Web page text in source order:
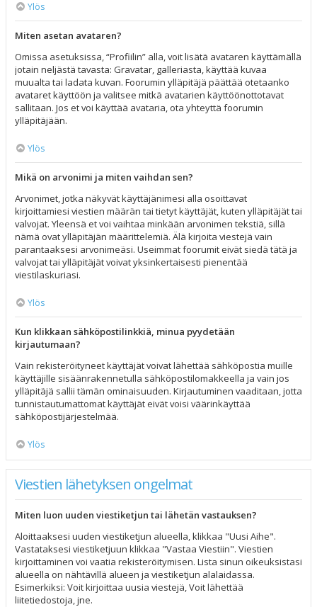
Ylös
Miten asetan avataren?
Omissa asetuksissa, “Profiilin” alla, voit lisätä avataren käyttämällä
jotain neljästä tavasta: Gravatar, galleriasta, käyttää kuvaa
muualta tai ladata kuvan. Foorumin ylläpitäjä päättää otetaanko
avataret käyttöön ja valitsee mitkä avatarien käyttöönottotavat
sallitaan. Jos et voi käyttää avataria, ota yhteyttä foorumin
ylläpitäjään.
Ylös
Mikä on arvonimi ja miten vaihdan sen?
Arvonimet, jotka näkyvät käyttäjänimesi alla osoittavat
kirjoittamiesi viestien määrän tai tietyt käyttäjät, kuten ylläpitäjät tai
valvojat. Yleensä et voi vaihtaa minkään arvonimen tekstiä, sillä
nämä ovat ylläpitäjän määrittelemiä. Älä kirjoita viestejä vain
parantaaksesi arvonimeäsi. Useimmat foorumit eivät siedä tätä ja
valvojat tai ylläpitäjät voivat yksinkertaisesti pienentää
viestilaskuriasi.
Ylös
Kun klikkaan sähköpostilinkkiä, minua pyydetään
kirjautumaan?
Vain rekisteröityneet käyttäjät voivat lähettää sähköpostia muille
käyttäjille sisäänrakennetulla sähköpostilomakkeella ja vain jos
ylläpitäjä sallii tämän ominaisuuden. Kirjautuminen vaaditaan, jotta
tunnistautumattomat käyttäjät eivät voisi väärinkäyttää
sähköpostijärjestelmää.
Ylös
Viestien lähetyksen ongelmat
Miten luon uuden viestiketjun tai lähetän vastauksen?
Aloittaaksesi uuden viestiketjun alueella, klikkaa "Uusi Aihe".
Vastataksesi viestiketjuun klikkaa "Vastaa Viestiin". Viestien
kirjoittaminen voi vaatia rekisteröitymisen. Lista sinun oikeuksistasi
alueella on nähtävillä alueen ja viestiketjun alalaidassa.
Esimerkiksi: Voit kirjoittaa uusia viestejä, Voit lähettää
liitetiedostoja, jne.